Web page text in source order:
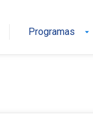
Programas arrow_drop_down